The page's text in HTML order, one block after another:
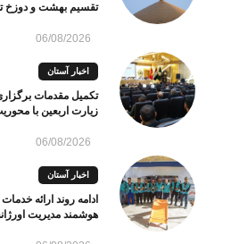
تقسیم بهشت و
06/08/2026
اخبار آستان
تکمیل مقدمات
زیارت اربعین با
06/08/2026
اخبار آستان
ادامه روند ارائه
هوشمند مدیریت